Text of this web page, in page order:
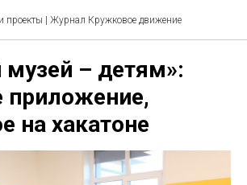
проекты | Журнал Кружковое движение
музей – детям»:
приложение,
на хакатоне